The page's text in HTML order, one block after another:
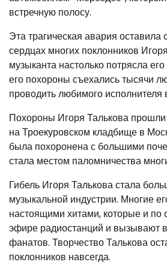
встречную полосу.
Эта трагическая авария оставила
сердцах многих поклонников
музыканта настолько потрясла
его похороны съехались тысячи
проводить любимого исполнителя
Похороны Игоря Талькова прошли
на Троекуровском кладбище в
была похоронена с большими
стала местом паломничества
Гибель Игоря Талькова стала
музыкальной индустрии. Многие
настоящими хитами, которые и по
эфире радиостанций и вызывают
фанатов. Творчество Талькова
поклонников навсегда.